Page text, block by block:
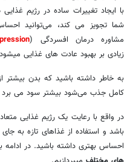
با ایجاد تغییرات ساده در رژیم
شما تجویز می کند، می‌توانید
مشاوره درمان افسردگی (
زیادی بر بهبود عادت های غذایی
به خاطر داشته باشید که بدن بیشتر
کامل جذب می‌شود بیشتر سود می
در واقع با رعایت یک رژیم غذایی
باشد و استفاده از غذاهای تازه به
احساس بهتری داشته باشید. در ادامه